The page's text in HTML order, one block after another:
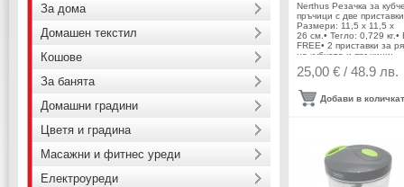
Nerthus Резачка за
пръчици с две
Размери: 11,5 x 11,5 x
26 см.• Тегло: 0,729 кг.•
FREE• 2 приставки за
на кубчета и пръчици: –
фина ( 7 x 7 мм) – едра
x 14 мм)• Материал:
Bouquet, Испания
25,00 € / 48.9 лв.
Добави в
За дома
Домашен текстил
Кошове
За банята
Домашни градини
Цветя и градина
Масажни и фитнес уреди
Електроуреди